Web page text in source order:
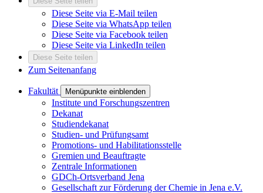
Diese Seite via E-Mail teilen
Diese Seite via WhatsApp teilen
Diese Seite via Facebook teilen
Diese Seite via LinkedIn teilen
Diese Seite teilen
Zum Seitenanfang
Fakultät Menüpunkte einblenden
Institute und Forschungszentren
Dekanat
Studiendekanat
Studien- und Prüfungsamt
Promotions- und Habilitationsstelle
Gremien und Beauftragte
Zentrale Informationen
GDCh-Ortsverband Jena
Gesellschaft zur Förderung der Chemie in Jena e.V.